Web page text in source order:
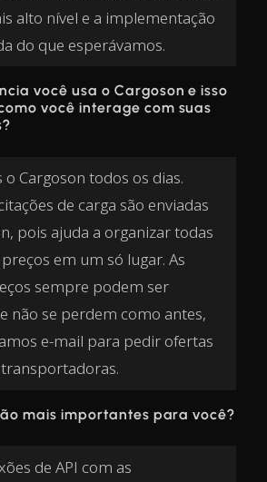
alto nível e a implementação
do que esperávamos.
você usa o Cargoson e isso
você interage com suas
o Cargoson todos os dias.
de carga são enviadas
pois ajuda a organizar todas
em um só lugar. As
sempre podem ser
não se perdem como antes,
e-mail para pedir ofertas
mais importantes para você?
de API com as